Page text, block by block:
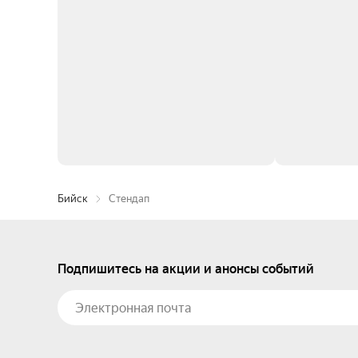
Бийск Стендап
Подпишитесь на акции и анонсы событий